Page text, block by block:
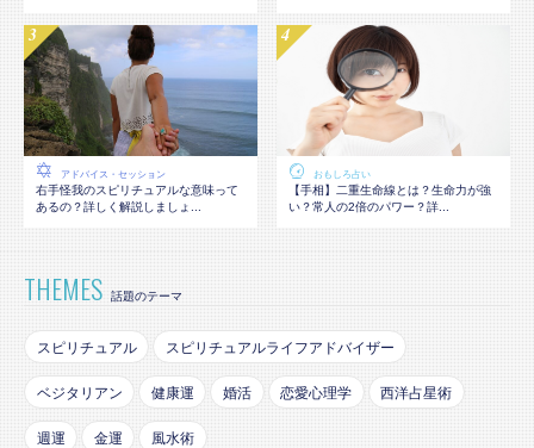
アドバイス・セッション
右手怪我のスピリチュアルな意味って
あるの？詳しく解説しましょ...
おもしろ占い
【手相】二重生命線とは？生命力が強
い？常人の2倍のパワー？詳...
THEMES 話題のテーマ
スピリチュアル スピリチュアルライフアドバイザー
ベジタリアン 健康運 婚活 恋愛心理学 西洋占星術
週運 金運 風水術